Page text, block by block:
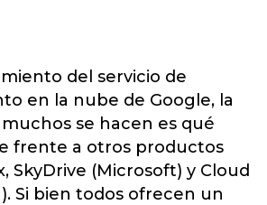
del servicio de
en la nube de Google, la
se hacen es qué
frente a otros productos
SkyDrive (Microsoft) y Cloud
Si bien todos ofrecen un